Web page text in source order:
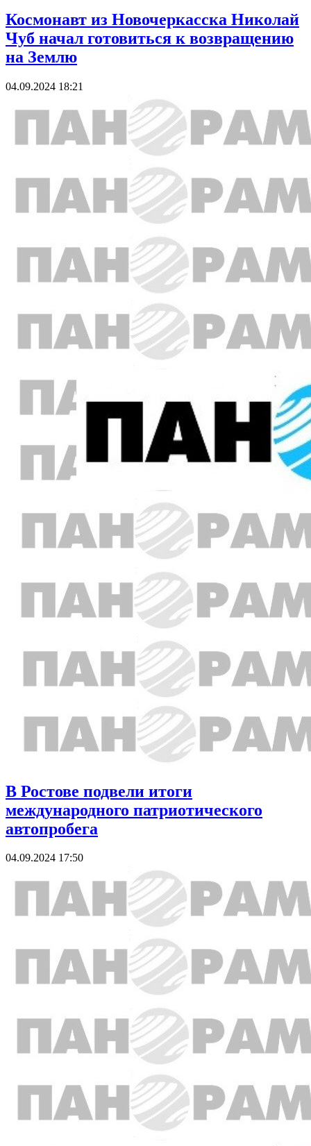
Космонавт из Новочеркасска Николай
Чуб начал готовиться к возвращению
на Землю
04.09.2024 18:21
В Ростове подвели итоги
международного патриотического
автопробега
04.09.2024 17:50